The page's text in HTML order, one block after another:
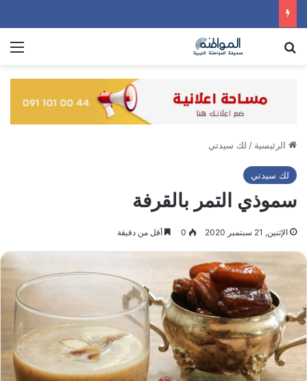
الرئيسية / لك سيدتي
لك سيدتي
سموذي التمر بالقرفة
الإثنين, 21 سبتمبر 2020 0 أقل من دقيقة